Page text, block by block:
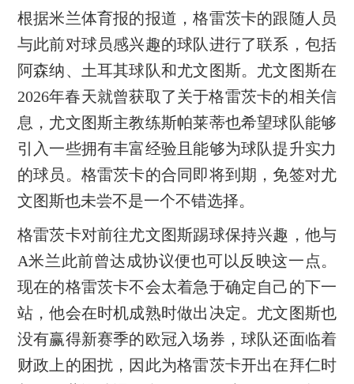
根据米兰体育报的报道，格雷茨卡的跟随人员
与此前对球员感兴趣的球队进行了联系，包括
阿森纳、土耳其球队和尤文图斯。尤文图斯在
2026年春天就曾获取了关于格雷茨卡的相关信
息，尤文图斯主教练斯帕莱蒂也希望球队能够
引入一些拥有丰富经验且能够为球队提升实力
的球员。格雷茨卡的合同即将到期，免签对尤
文图斯也未尝不是一个不错选择。
格雷茨卡对前往尤文图斯踢球保持兴趣，他与
A米兰此前曾达成协议便也可以反映这一点。
现在的格雷茨卡不会太着急于确定自己的下一
站，他会在时机成熟时做出决定。尤文图斯也
没有赢得新赛季的欧冠入场券，球队还面临着
财政上的困扰，因此为格雷茨卡开出在拜仁时